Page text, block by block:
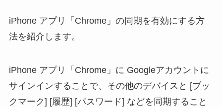
iPhone アプリ「Chrome」の同期を有効にする方
法を紹介します。
iPhone アプリ「Chrome」に Googleアカウントに
サインインすることで、その他のデバイスと [ブッ
クマーク] [履歴] [パスワード] などを同期すること